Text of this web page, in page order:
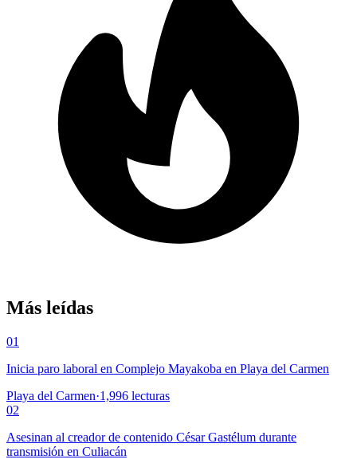
Más leídas
01
Inicia paro laboral en Complejo Mayakoba en Playa del Carmen
Playa del Carmen·1,996 lecturas
02
Asesinan al creador de contenido César Gastélum durante
transmisión en Culiacán